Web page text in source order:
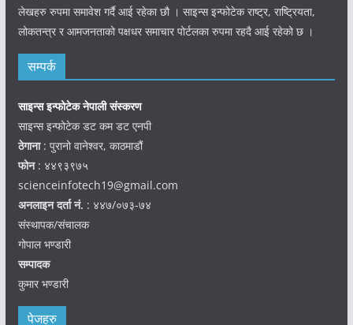
लेखहरु रुपमा समावेश गर्दै आई रहेका छौ । साइन्स इन्फोटेक राष्ट्र, राष्ट्रियता,
लोकतन्त्र र आमजनताको पक्षधर समाचार पोर्टलका रुपमा रहदै आई रहेको छ ।
सम्पर्क
साइन्स इन्फोटेक नेपाली संस्करण
साइन्स इन्फोटेक डट कम डट एनपी
ठेगाना: पुरानो वानेश्वर, काठमाडौं
फोन: ४४९३९७५
scienceinfotech19@gmail.com
अनलाइन दर्ता नं. : ४४७/०७३-७४
संस्थापक/संचालक
गोपाल भण्डारी
सम्पादक
कुमार भण्डारी
पेजहरु